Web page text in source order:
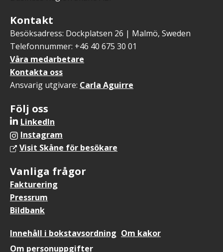
Kontakt
Besöksadress: Dockplatsen 26 | Malmö, Sweden
Telefonnummer: +46 40 675 30 01
Våra medarbetare
Kontakta oss
Ansvarig utgivare: Carla Aguirre
Följ oss
LinkedIn
Instagram
Visit Skåne för besökare
Vanliga frågor
Fakturering
Pressrum
Bildbank
Sidfotsmeny
Innehåll i bokstavsordning Om kakor
Om personuppgifter